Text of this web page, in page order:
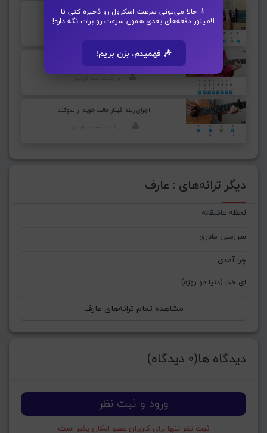
🎸 حالا می‌تونی سرعت اسکرول رو ذخیره کنی تا
لامینور دفعه‌های بعدی همون سرعت رو برات نگه داره!
🎶 فهمیدم، بزن بریم!
اجرای ریتم گیتار کوچه های مست از جلیل سائین
اجرای ریتم گیتار خواب ستاره از عارف
اجرای ریتم گیتار حالت خوبه از سوگند
دیگر ترانه‌های : عارف
لحظه عاشقانه
سرزمین مادری
چرا آمدی
ای خدا (دنیا دو روزه)
مشاهده تمام ترانه‌های عارف
دیدگاه ها(0 دیدگاه)
ورود و ثبت نظر
ثبت نظر تنها برای کاربران عضو امکان پذیر است